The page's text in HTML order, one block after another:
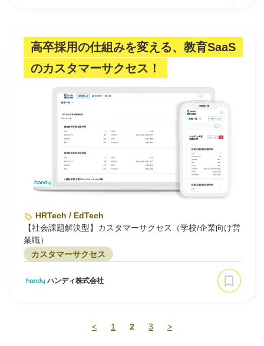
高卒採用の仕組みを変える、教育SaaS
のカスタマーサクセス！
HRTech / EdTech
【社会課題解決型】カスタマーサクセス（学校/企業向け営
業職）
カスタマーサクセス
ハンディ株式会社
< 1 2 3 >